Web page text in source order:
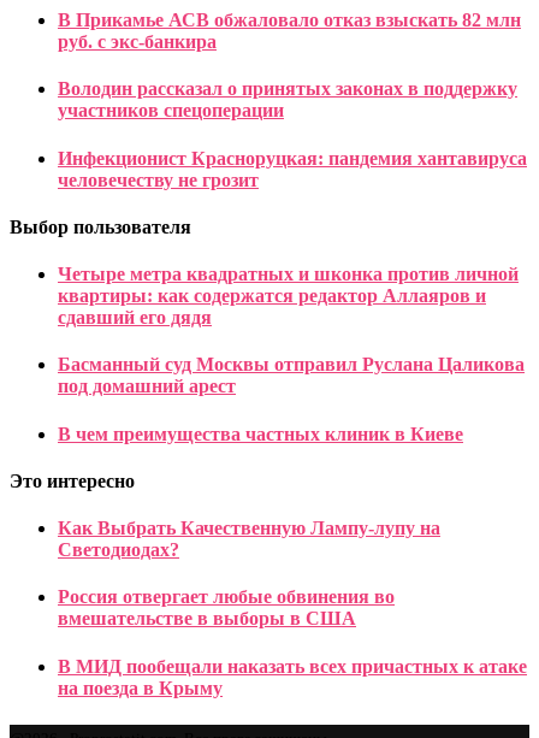
В Прикамье АСВ обжаловало отказ взыскать 82 млн
руб. с экс-банкира
Володин рассказал о принятых законах в поддержку
участников спецоперации
Инфекционист Красноруцкая: пандемия хантавируса
человечеству не грозит
Выбор пользователя
Четыре метра квадратных и шконка против личной
квартиры: как содержатся редактор Аллаяров и
сдавший его дядя
Басманный суд Москвы отправил Руслана Цаликова
под домашний арест
В чем преимущества частных клиник в Киеве
Это интересно
Как Выбрать Качественную Лампу-лупу на
Светодиодах?
Россия отвергает любые обвинения во
вмешательстве в выборы в США
В МИД пообещали наказать всех причастных к атаке
на поезда в Крыму